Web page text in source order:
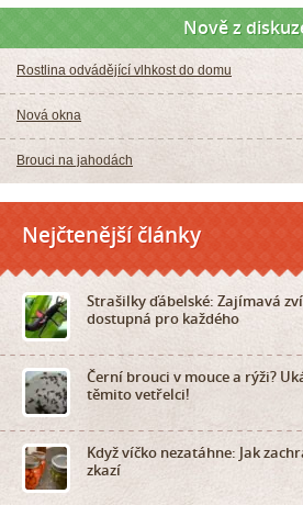
Nově z
Rostlina odvádějící vlhkost do domu
Nová okna
Brouci na jahodách
Nejčtenější články
Strašilky ďábelské: Zajímavá
dostupná pro každého
Černí brouci v mouce a rýži?
těmito vetřelci!
Když víčko nezatáhne: Jak
zkazí